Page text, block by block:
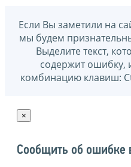
Если Вы заметили на
мы будем
Выделите текст,
содержит ошибку,
комбинацию клавиш:
×
Сообщить об ошибке